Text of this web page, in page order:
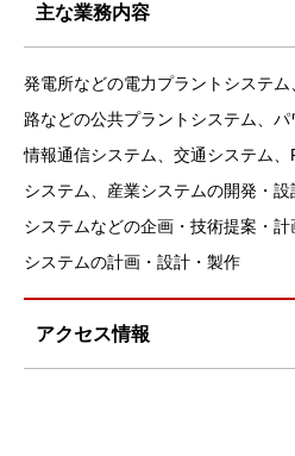
主な業務内容
発電所などの電力プラントシステ
路などの公共プラントシステム、パ
情報通信システム、交通システム
システム、産業システムの開発・
システムなどの企画・技術提案・
システムの計画・設計・製作
アクセス情報